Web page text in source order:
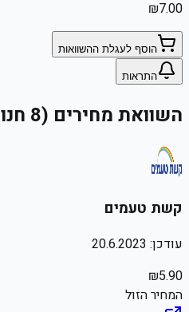
₪7.00
הוסף לעגלת ההשוואות
התראות
השוואת מחירים (8 חנויות)
קשת טעמים
עודכן: 20.6.2023
₪5.90
המחיר הזול